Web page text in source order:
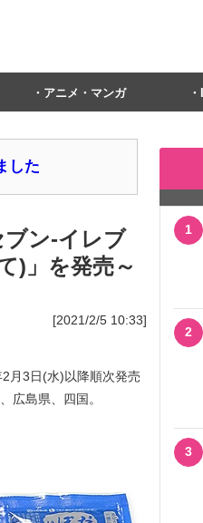
アニメ・マンガ
した
ン‐イレブ
)」を発売～
[2021/2/5 10:33]
月3日(水)以降順次発売
広島県、四国。
1
2
3